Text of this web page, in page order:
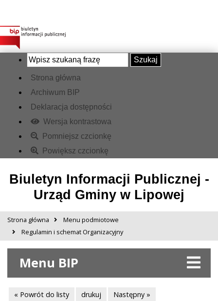
Szukaj
Strona główna
Archiwum BIP
Deklaracja dostępności
Wersja kontrastowa
Pomniejsz czcionkę
Powiększ czcionkę
Biuletyn Informacji Publicznej -
Urząd Gminy w Lipowej
Strona główna
Menu podmiotowe
Regulamin i schemat Organizacyjny
Menu BIP
« Powrót do listy drukuj Następny »